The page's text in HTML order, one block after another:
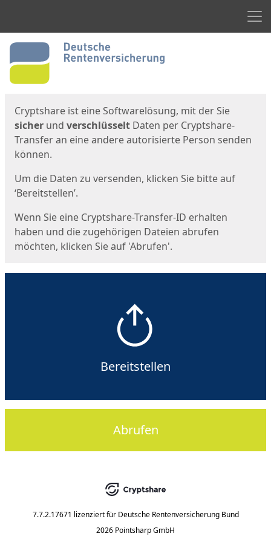
Start
Cryptshare ist eine Softwarelösung, mit der Sie
sicher und verschlüsselt Daten per Cryptshare-
Transfer an eine andere autorisierte Person senden
können.
Um die Daten zu versenden, klicken Sie bitte auf
‘Bereitstellen’.
Wenn Sie eine Cryptshare-Transfer-ID erhalten
haben und die zugehörigen Dateien abrufen
möchten, klicken Sie auf 'Abrufen'.
Bereitstellen
Abrufen
7.7.2.17671 lizenziert für Deutsche Rentenversicherung Bund
2026 Pointsharp GmbH